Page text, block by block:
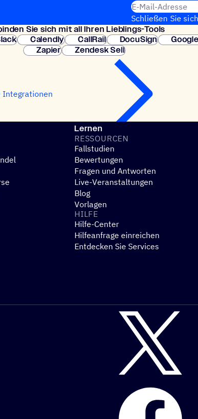
E-Mail-Adresse
Schließen Sie
erforderlich.
Sie sich mit all Ihren Lieblings-Tools
Calendly CallRail DocuSign
Zapier
Zendesk Sell
Integrationen
Lernen
RESSOUR­CEN
Fallstudien
Bewertungen
Fragen und Antworten
Live-Veranstaltungen
Blog
Vorlagen
HILFE
Hilfe-Center
Hilfeanfrage einreichen
Entdecken Sie Services